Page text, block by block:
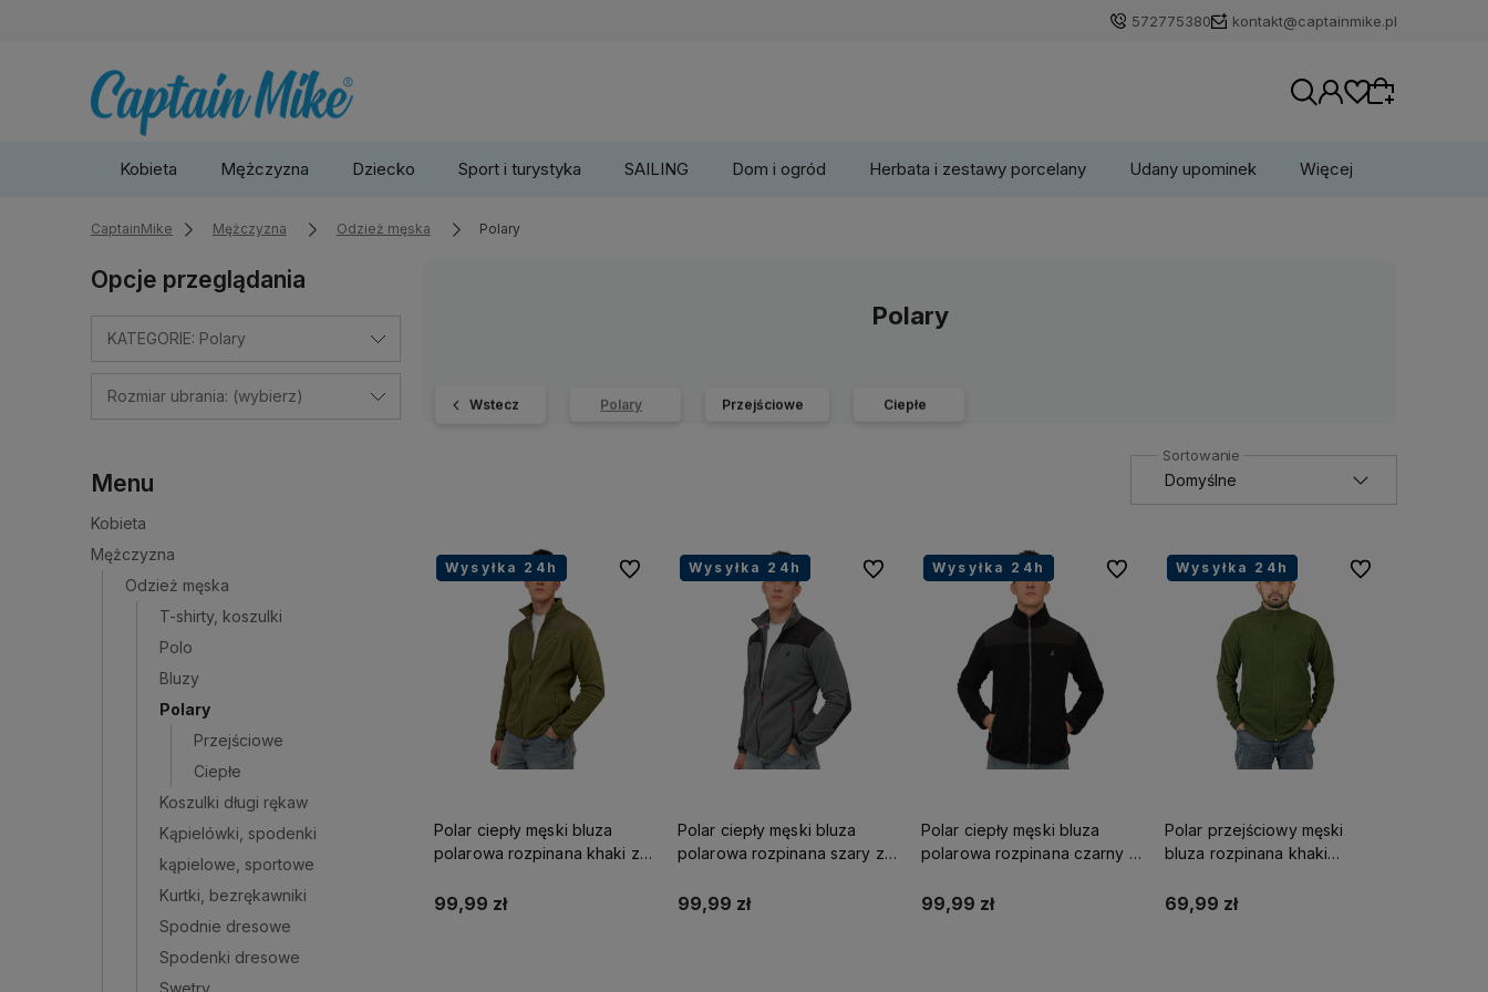
572775380 kontakt@captainmike.pl
Kobieta Mężczyzna Dziecko Sport i turystyka SAILING Dom i ogród Herbata i zestawy porcelany Udany upominek Więcej
CaptainMike Mężczyzna Odzież męska Polary
Opcje przeglądania
KATEGORIE: Polary
Rozmiar ubrania: (wybierz)
Menu
Kobieta
Mężczyzna
Odzież męska
T-shirty, koszulki
Polo
Bluzy
Polary
Przejściowe
Ciepłe
Koszulki długi rękaw
Kąpielówki, spodenki
kąpielowe, sportowe
Kurtki, bezrękawniki
Spodnie dresowe
Spodenki dresowe
Swetry
Polary
Wstecz Polary Przejściowe Ciepłe
Wysyłka 24h
Wysyłka 24h
Wysyłka 24h
Polar ciepły męski bluza
polarowa rozpinana khaki z
99,99 zł
Do ulubionychWysyłka 24h
Wysyłka 24h
Wysyłka 24h
Polar ciepły męski bluza
polarowa rozpinana szary z
99,99 zł
Do ulubionychWysyłka 24h
Wysyłka 24h
Wysyłka 24h
Polar ciepły męski bluza
polarowa rozpinana czarny z
99,99 zł
Do ulubionychWysyłka 24h
Wysyłka 24h
Wysyłka 24h
Polar przejściowy męski
bluza rozpinana khaki
69,99 zł
Do ulubionych